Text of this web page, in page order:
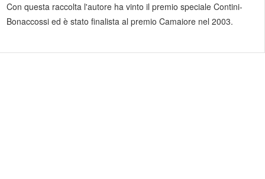
Con questa raccolta l'autore ha vinto il premio speciale Contini-
Bonaccossi ed è stato finalista al premio Camaiore nel 2003.